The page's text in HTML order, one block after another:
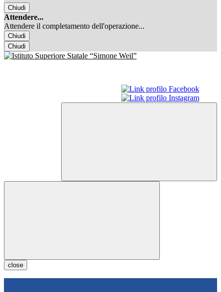
Chiudi
Attendere...
Attendere il completamento dell'operazione...
Chiudi
Chiudi
close